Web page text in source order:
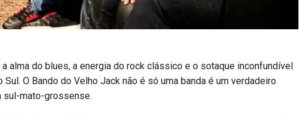
alma do blues, a energia do rock clássico e o sotaque inconfundível
O Bando do Velho Jack não é só uma banda é um verdadeiro
sul-mato-grossense.